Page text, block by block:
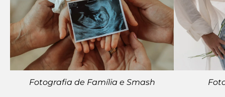
Fotografia de Família e Smash